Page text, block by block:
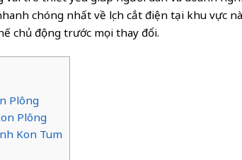
chóng nhất về lịch cắt điện tại khu vực
chủ động trước mọi thay đổi.
Plông
Plông
Kon Tum